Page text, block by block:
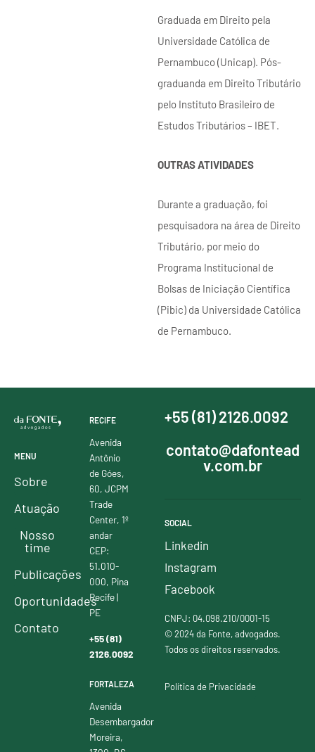
Graduada em Direito pela
Universidade Católica de
Pernambuco (Unicap). Pós-
graduanda em Direito Tributário
pelo Instituto Brasileiro de
Estudos Tributários – IBET.
OUTRAS ATIVIDADES
Durante a graduação, foi
pesquisadora na área de Direito
Tributário, por meio do
Programa Institucional de
Bolsas de Iniciação Científica
(Pibic) da Universidade Católica
de Pernambuco.
MENU
Sobre
Atuação
Nosso
time
Publicações
Oportunidades
Contato
RECIFE
Avenida
Antônio
de Góes,
60, JCPM
Trade
Center, 1º
andar
CEP:
51.010-
000, Pina
Recife |
PE
+55 (81)
2126.0092
FORTALEZA
Avenida
Desembargador
Moreira,
+55 (81) 2126.0092
contato@dafontead
v.com.br
SOCIAL
Linkedin
Instagram
Facebook
CNPJ: 04.098.210/0001-15
© 2024 da Fonte, advogados.
Todos os direitos reservados.
Política de Privacidade